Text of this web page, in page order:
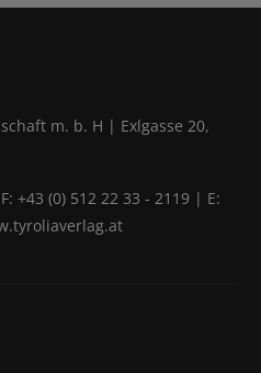
m. b. H | Exlgasse 20,
+43 (0) 512 22 33 - 2119 | E: